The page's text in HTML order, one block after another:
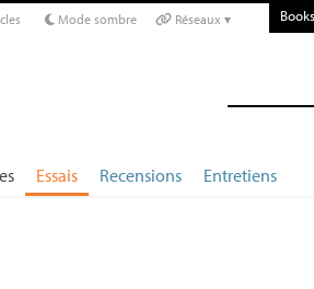
Mode sombre Réseaux ▾
Essais Recensions Entretiens